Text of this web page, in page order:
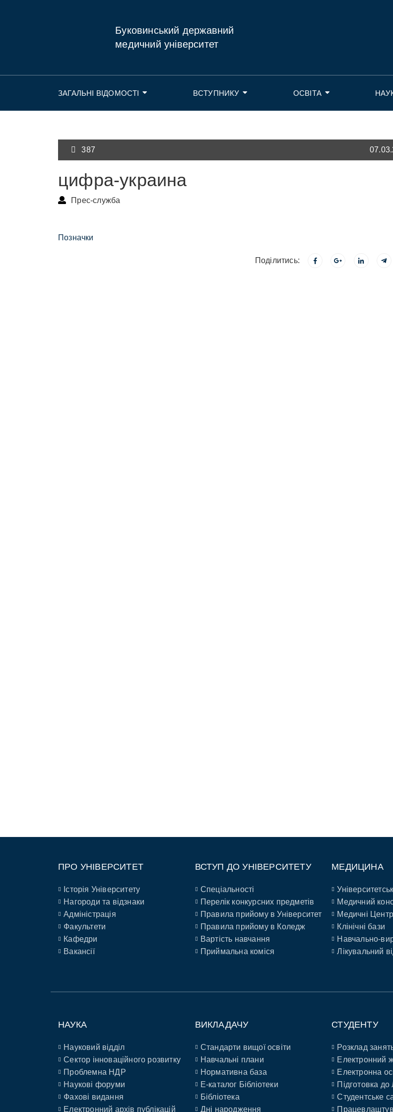
Буковинський державний
медичний університет
ЗАГАЛЬНІ ВІДОМОСТІ ВСТУПНИКУ ОСВІТА
387
цифра-украина
Прес-служба
Позначки
Поділитись:
ПРО УНІВЕРСИТЕТ
Історія Університету
Нагороди та відзнаки
Адміністрація
Факультети
Кафедри
Вакансії
ВСТУП ДО УНІВЕРСИТЕТУ
Спеціальності
Перелік конкурсних предметів
Правила прийому в Університет
Правила прийому в Коледж
Вартість навчання
Приймальна коміся
МЕДИЦИНА
Медичний
Медичні
Клінічні бази
Навчально-
Лікувальний
НАУКА
Науковий відділ
Сектор інноваційного розвитку
Проблемна НДР
Наукові форуми
Фахові видання
Електронний архів публікацій
ВИКЛАДАЧУ
Стандарти вищої освіти
Навчальні плани
Нормативна база
E-каталог Бібліотеки
Бібліотека
Дні народження
СТУДЕНТУ
Розклад
Електронний
Електронна
Підготовка до
Студентське